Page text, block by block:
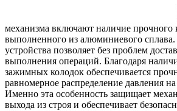
механизма включают наличие прочного
выполненного из алюминиевого
устройства позволяет без проблем
выполнения операций. Благодаря
зажимных колодок обеспечивается
равномерное распределение давления
Именно эта особенность защищает
выхода из строя и обеспечивает